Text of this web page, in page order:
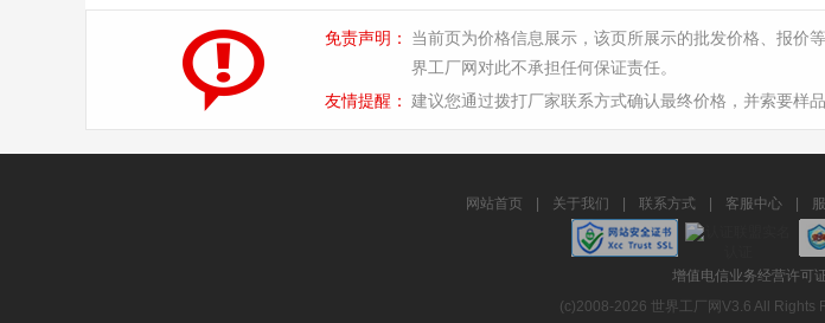
免责声明：
当前页为价格信息展示，该页所展示的批发价格、报价
界工厂网对此不承担任何保证责任。
友情提醒： 建议您通过拨打厂家联系方式确认最终价格，并索要样
网站首页 关于我们 联系方式 客服中心
增值电信业务经营许可
(c)2008-2026 世界工厂网V3.6 All Rights